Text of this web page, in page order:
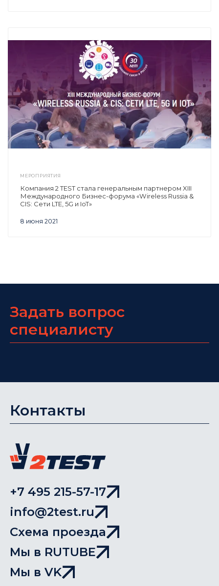
МЕРОПРИЯТИЯ
8 июня 2021
Компания 2 TEST стала генеральным партнером XIII
Международного Бизнес-форума «Wireless Russia &
CIS: Сети LTE, 5G и IoT»
Задать вопрос
специалисту
Контакты
+7 495 215-57-17
info@2test.ru
Схема проезда
Мы в RUTUBE
Мы в VK